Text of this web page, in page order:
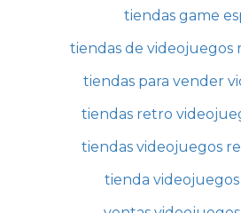
tiendas game
tiendas de videojuegos
tiendas para vender
tiendas retro
tiendas videojuegos
tienda videojuegos